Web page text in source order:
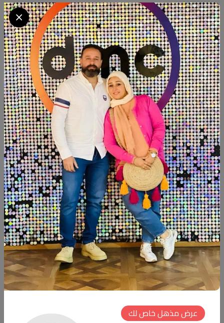
كود المنتج:ST002
التوافر:متاح 5
تصنيف:ديكور
الكمية
أضف الى السلة أشتري الآن
شارك:
وصف
التقييمات (0)
ترابيزه جانبيه خشب ام دي اف اسباني قوايم زان دهانات:تشوك
بينت مقاس:٤٠ سم
منتجات شبيهة
خصمعرض مذهل خاص لك